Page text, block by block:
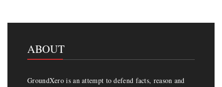
ABOUT
GroundXero is an attempt to defend facts, reason and